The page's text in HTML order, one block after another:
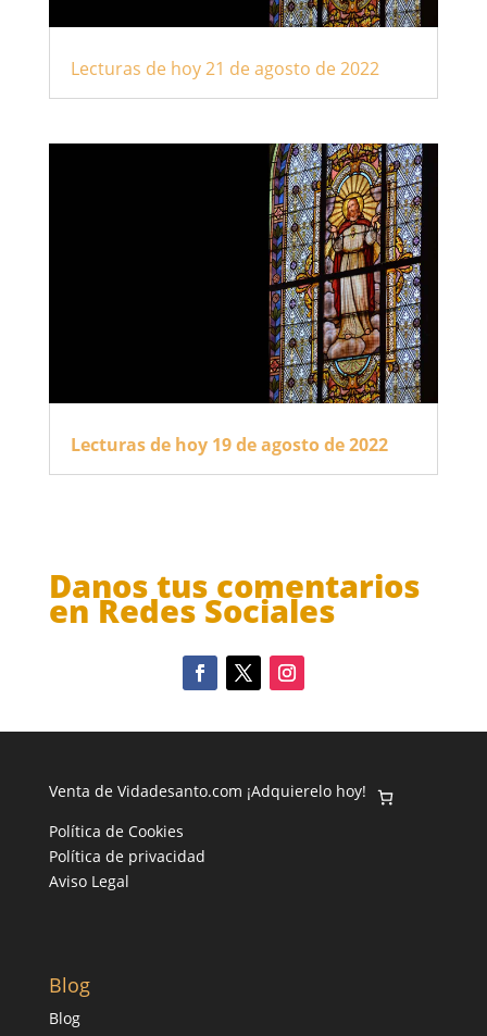
Lecturas de hoy 21 de agosto de 2022
Lecturas de hoy 19 de agosto de 2022
Danos tus comentarios
en Redes Sociales
Venta de Vidadesanto.com ¡Adquierelo hoy!
Política de Cookies
Política de privacidad
Aviso Legal
Blog
Blog